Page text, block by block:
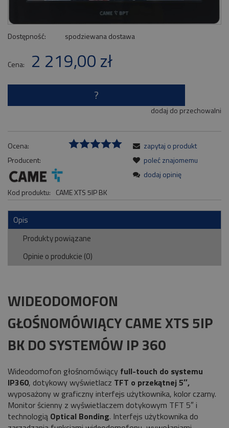
Dostępność: spodziewana dostawa
Cena: 2 219,00 zł
?
dodaj do przechowalni
Ocena:
Producent:
Kod produktu: CAME XTS 5IP BK
zapytaj o produkt
poleć znajomemu
dodaj opinię
Opis
Produkty powiązane
Opinie o produkcie (0)
WIDEODOMOFON
GŁOŚNOMÓWIĄCY CAME XTS 5IP
BK DO SYSTEMÓW IP 360
Wideodomofon głośnomówiący full-touch do systemu
IP360, dotykowy wyświetlacz TFT o przekątnej 5″,
wyposażony w graficzny interfejs użytkownika, kolor czarny.
Monitor ścienny z wyświetlaczem dotykowym TFT 5″ i
technologią Optical Bonding. Interfejs użytkownika do